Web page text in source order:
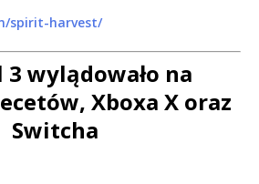
spirit-harvest/
3 wylądowało na
Xboxa X oraz
Switcha